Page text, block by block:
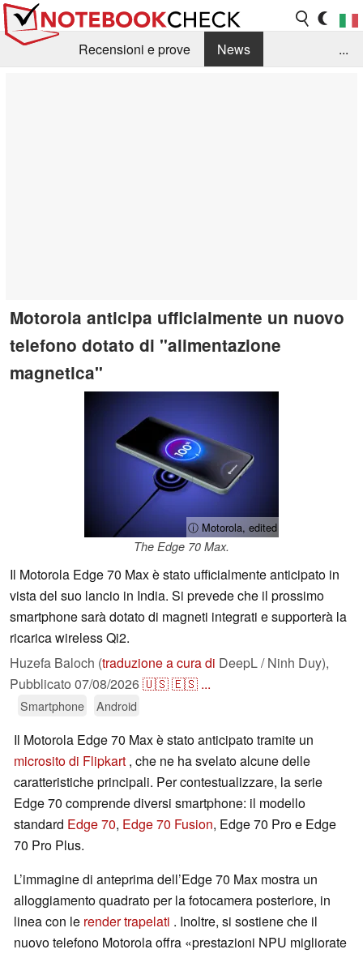
Recensioni e prove
News
...
Motorola anticipa ufficialmente un nuovo
telefono dotato di "alimentazione
magnetica"
ⓘ Motorola, edited
The Edge 70 Max.
Il Motorola Edge 70 Max è stato ufficialmente anticipato in
vista del suo lancio in India. Si prevede che il prossimo
smartphone sarà dotato di magneti integrati e supporterà la
ricarica wireless Qi2.
Huzefa Baloch (traduzione a cura di DeepL / Ninh Duy),
Pubblicato 07/08/2026🇺🇸🇪🇸 ...
Smartphone Android
Il Motorola Edge 70 Max è stato anticipato tramite un
microsito di Flipkart , che ne ha svelato alcune delle
caratteristiche principali. Per contestualizzare, la serie
Edge 70 comprende diversi smartphone: il modello
standard Edge 70, Edge 70 Fusion, Edge 70 Pro e Edge
70 Pro Plus.
L’immagine di anteprima dell’Edge 70 Max mostra un
alloggiamento quadrato per la fotocamera posteriore, in
linea con le render trapelati . Inoltre, si sostiene che il
nuovo telefono Motorola offra «prestazioni NPU migliorate